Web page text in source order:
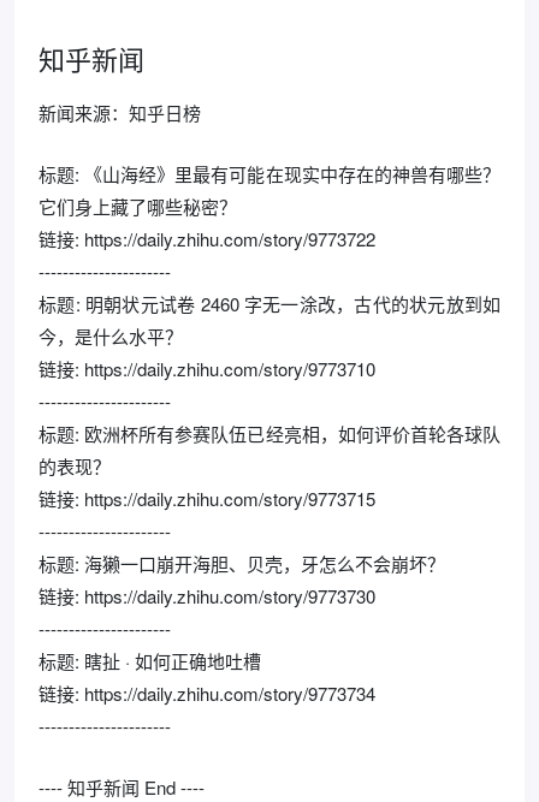
知乎新闻
新闻来源：知乎日榜
标题: 《山海经》里最有可能在现实中存在的神兽有哪些？
它们身上藏了哪些秘密？
链接: https://daily.zhihu.com/story/9773722
----------------------
标题: 明朝状元试卷 2460 字无一涂改，古代的状元放到如
今，是什么水平？
链接: https://daily.zhihu.com/story/9773710
----------------------
标题: 欧洲杯所有参赛队伍已经亮相，如何评价首轮各球队
的表现？
链接: https://daily.zhihu.com/story/9773715
----------------------
标题: 海獭一口崩开海胆、贝壳，牙怎么不会崩坏？
链接: https://daily.zhihu.com/story/9773730
----------------------
标题: 瞎扯 · 如何正确地吐槽
链接: https://daily.zhihu.com/story/9773734
----------------------
---- 知乎新闻 End ----